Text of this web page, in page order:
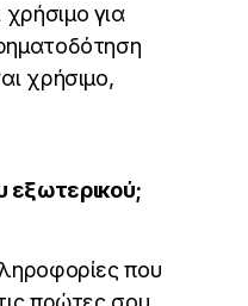
για
χρήσιμο,
εξωτερικού;
που